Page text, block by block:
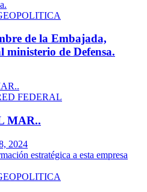
de la Embajada,
ministerio de Defensa.
FEDERAL
MAR..
2024